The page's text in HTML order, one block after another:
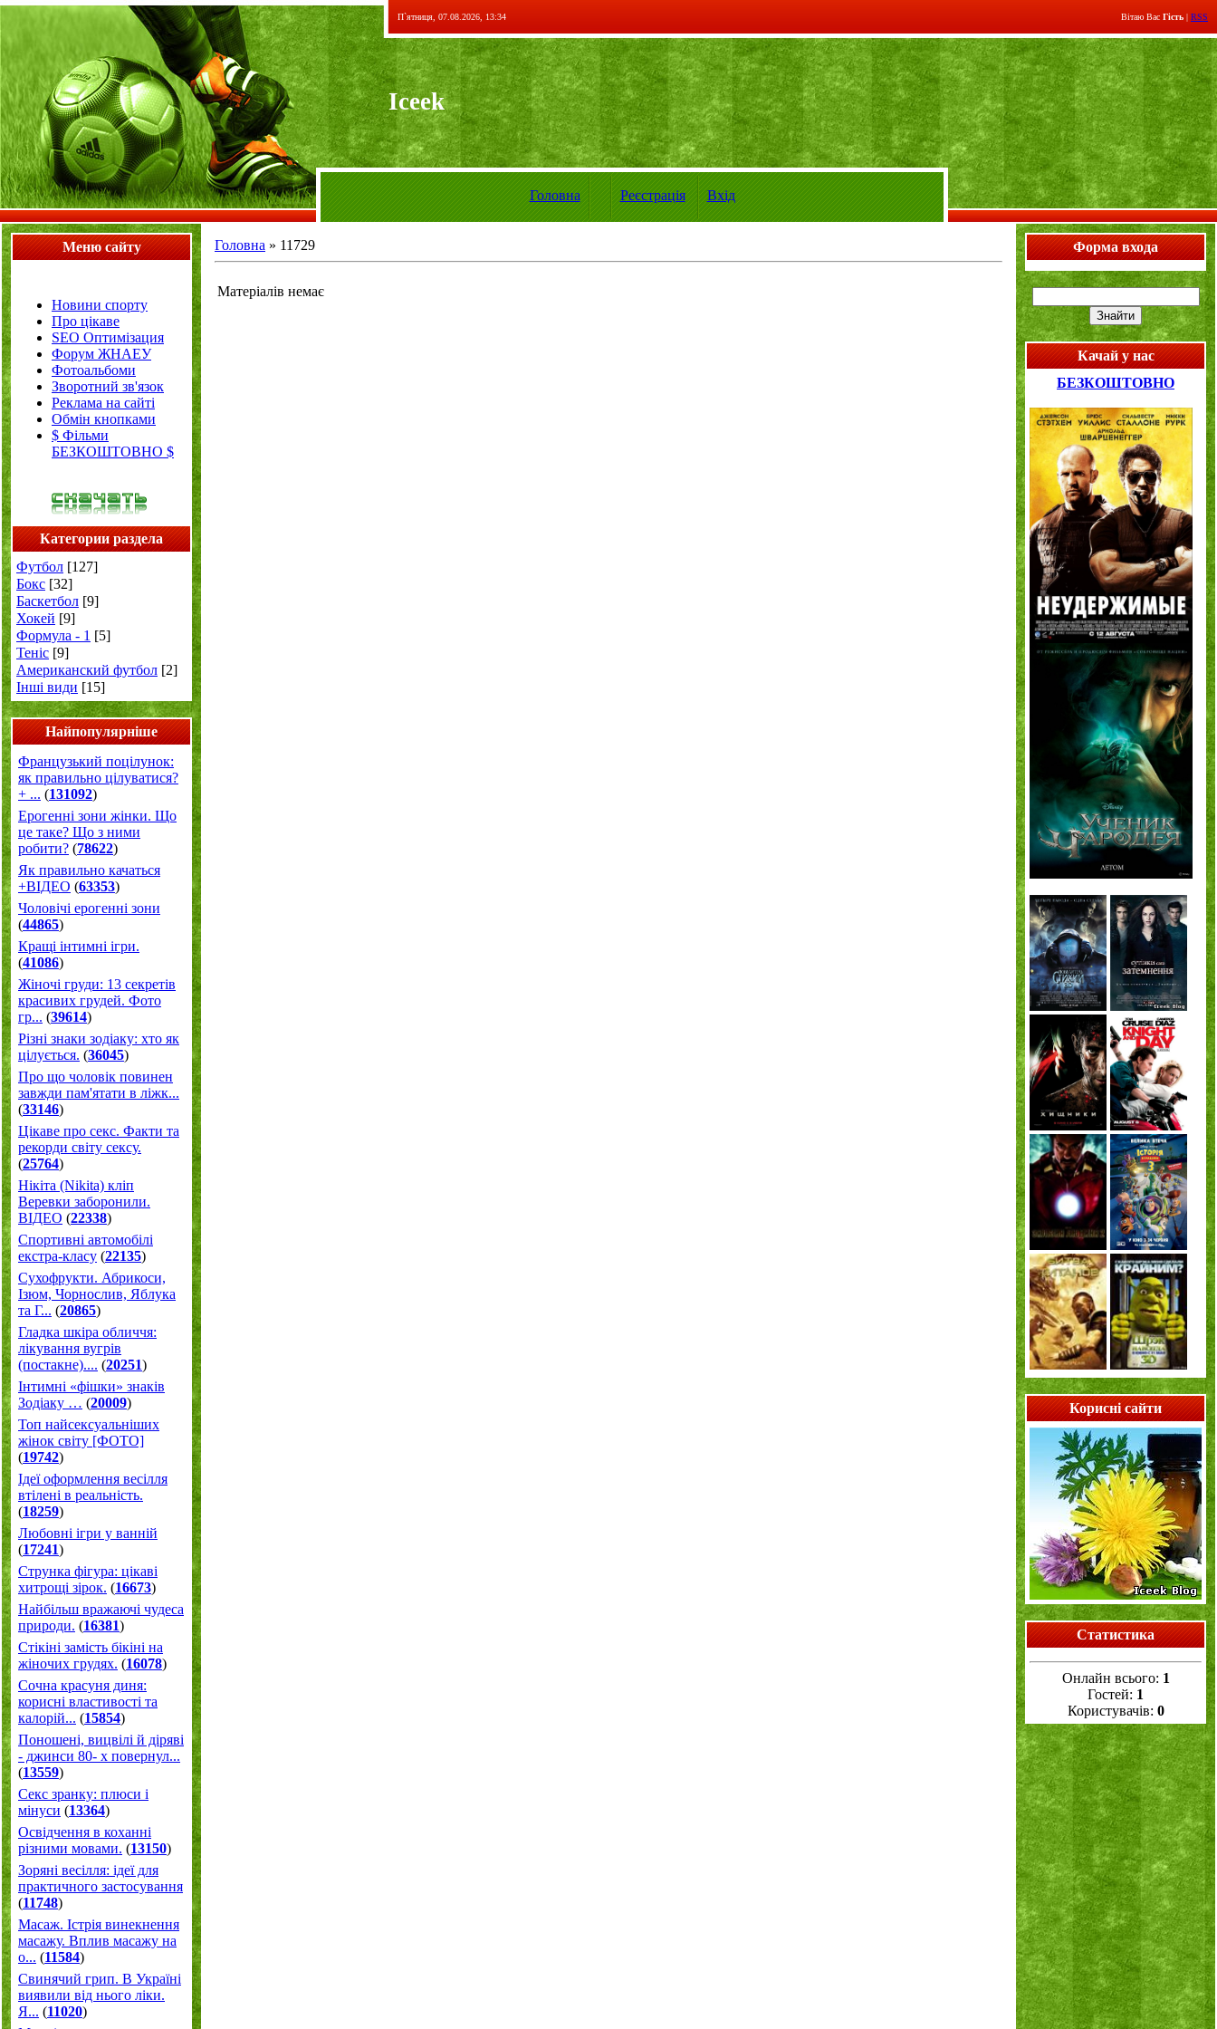
П`ятниця, 07.08.2026, 13:34 Вітаю Вас Гість | RSS
Iceek
Головна Реєстрація Вхід
Меню сайту
Новини спорту
Про цікаве
SEO Оптимізация
Форум ЖНАЕУ
Фотоальбоми
Зворотний зв'язок
Реклама на сайті
Обмін кнопками
$ Фільми
БЕЗКОШТОВНО $
Категории раздела
Футбол [127]
Бокс [32]
Баскетбол [9]
Хокей [9]
Формула - 1 [5]
Теніс [9]
Американский футбол [2]
Інші види [15]
Найпопулярніше
Французький поцілунок:
як правильно цілуватися?
+ ... (131092)
Ерогенні зони жінки. Що
це таке? Що з ними
робити? (78622)
Як правильно качаться
+ВІДЕО (63353)
Чоловічі ерогенні зони
(44865)
Кращі інтимні ігри.
(41086)
Жіночі груди: 13 секретів
красивих грудей. Фото
гр... (39614)
Різні знаки зодіаку: хто як
цілується. (36045)
Про що чоловік повинен
завжди пам'ятати в ліжк...
(33146)
Цікаве про секс. Факти та
рекорди світу сексу.
(25764)
Нікіта (Nikita) кліп
Веревки заборонили.
ВІДЕО (22338)
Спортивні автомобілі
екстра-класу (22135)
Cухофрукти. Абрикоси,
Ізюм, Чорнослив, Яблука
та Г... (20865)
Гладка шкіра обличчя:
лікування вугрів
(постакне).... (20251)
Інтимні «фішки» знаків
Зодіаку … (20009)
Топ найсексуальніших
жінок світу [ФОТО]
(19742)
Ідеї оформлення весілля
втілені в реальність.
(18259)
Любовні ігри у ванній
(17241)
Струнка фігура: цікаві
хитрощі зірок. (16673)
Найбільш вражаючі чудеса
природи. (16381)
Стікіні замість бікіні на
жіночих грудях. (16078)
Сочна красуня диня:
корисні властивості та
калорій... (15854)
Поношені, вицвілі й діряві
- джинси 80- х повернул...
(13559)
Секс зранку: плюси і
мінуси (13364)
Освідчення в коханні
різними мовами. (13150)
Зоряні весілля: ідеї для
практичного застосування
(11748)
Масаж. Істрія винекнення
масажу. Вплив масажу на
о... (11584)
Свинячий грип. В Україні
виявили від нього ліки.
Я... (11020)
Головна » 11729
Матеріалів немає
Форма входа
Качай у нас
БЕЗКОШТОВНО
Корисні сайти
Статистика
Онлайн всього: 1
Гостей: 1
Користувачів: 0